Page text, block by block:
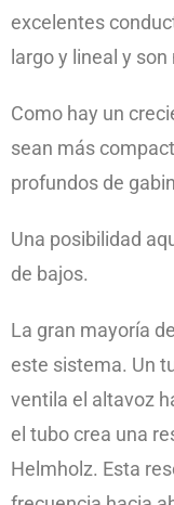
excelentes
largo y lineal y
Como hay un
sean más
profundos de
Una posibilidad
de bajos.
La gran mayoría
este sistema. Un
ventila el altavoz
el tubo crea una
Helmholz. Esta